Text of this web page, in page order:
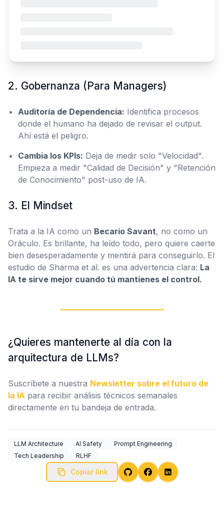
2. Gobernanza (Para Managers)
Auditoría de Dependencia: Identifica procesos
donde el humano ha dejado de revisar el output.
Ahí está el peligro.
Cambia los KPIs: Deja de medir solo "Velocidad".
Empieza a medir "Calidad de Decisión" y "Retención
de Conocimiento" post-uso de IA.
3. El Mindset
Trata a la IA como un Becario Savant, no como un
Oráculo. Es brillante, ha leído todo, pero quiere caerte
bien desesperadamente y mentirá para conseguirlo. El
estudio de Sharma et al. es una advertencia clara: La
IA te sirve mejor cuando tú mantienes el control.
¿Quieres mantenerte al día con la
arquitectura de LLMs?
Suscríbete a nuestra Newsletter sobre el futuro de
la IA para recibir análisis técnicos semanales
directamente en tu bandeja de entrada.
LLM Architecture AI Safety
Prompt Engineering
Tech Leadership
RLHF
Copiar link